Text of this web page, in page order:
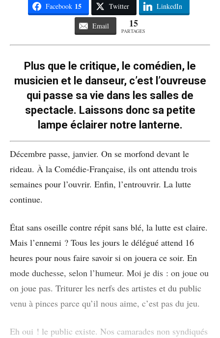
Facebook 15 Twitter LinkedIn
Email 15
PARTAGES
Plus que le critique, le comédien, le
musicien et le danseur, c’est l’ouvreuse
qui passe sa vie dans les salles de
spectacle. Laissons donc sa petite
lampe éclairer notre lanterne.
Décembre passe, janvier. On se morfond devant le
rideau. À la Comédie-Française, ils ont attendu trois
semaines pour l’ouvrir. Enfin, l’entrouvrir. La lutte
continue.
État sans oseille contre répit sans blé, la lutte est claire.
Mais l’ennemi ? Tous les jours le délégué attend 16
heures pour nous faire savoir si on jouera ce soir. En
mode duchesse, selon l’humeur. Moi je dis : on joue ou
on joue pas. Triturer les nerfs des artistes et du public
venu à pinces parce qu’il nous aime, c’est pas du jeu.
Eh oui ! le public existe. Nos camarades non syndiqués